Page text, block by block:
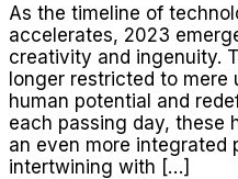
As the timeline of
accelerates, 2023
creativity and ingenuity.
longer restricted to mere
human potential and
each passing day, these
an even more integrated
intertwining with […]